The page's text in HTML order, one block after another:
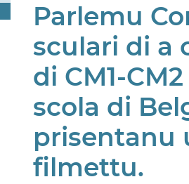
Parlemu
sculari di a
di CM1-
scola di
prisentanu
filmettu.